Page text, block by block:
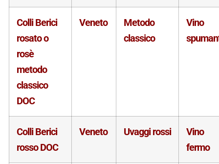
Colli Berici
rosato o
rosè
metodo
classico
DOC
Veneto
Metodo
classico
Vino
Colli Berici
rosso DOC
Veneto Uvaggi rossi
Vino
fermo